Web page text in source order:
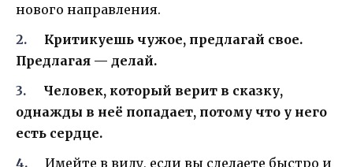
нового направления.
Критикуешь чужое, предлагай свое.
Предлагая — делай.
Человек, который верит в сказку,
однажды в неё попадает, потому что у него
есть сердце.
Имейте в виду, если вы сделаете быстро и